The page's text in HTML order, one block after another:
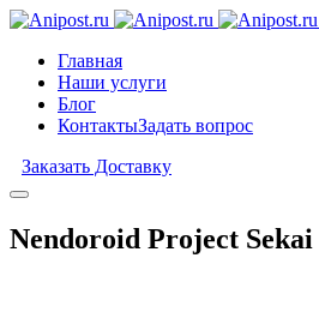
Главная
Наши услуги
Блог
КонтактыЗадать вопрос
Заказать Доставку
Nendoroid Project